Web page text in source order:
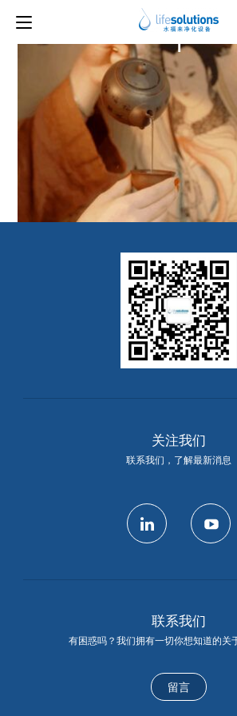
上一图片
1
关注我们
联系我们，了解最新消息
联系我们
有困惑吗？我们拥有一切你想知道的关
留言